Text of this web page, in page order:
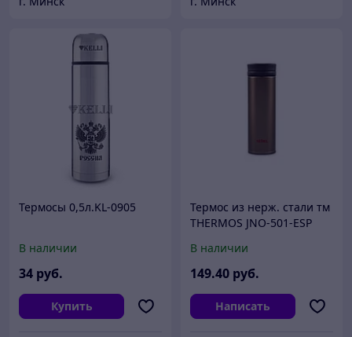
Термосы 0,5л.KL-0905
В наличии
34 руб.
Купить
Термос из нерж. стали тм
THERMOS JNO-501-ESP
В наличии
149.40 руб.
Написать